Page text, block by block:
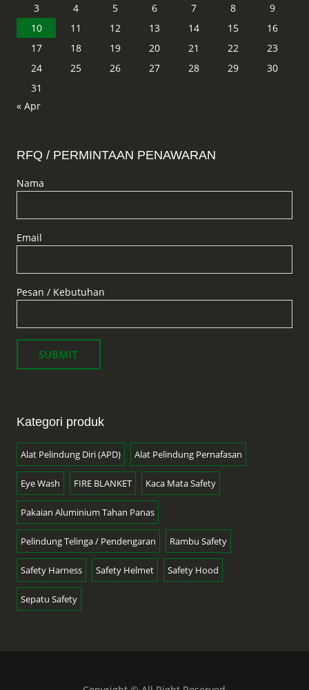
3
4 5 6 7 8
9
10
11 12 13 14 15
16
17
18 19 20 21 22
23
24
25 26 27 28 29
30
31
« Apr
RFQ / PERMINTAAN PENAWARAN
Nama
Email
Pesan / Kebutuhan
Kategori produk
Alat Pelindung Diri (APD) Alat Pelindung Pernafasan
Eye Wash FIRE BLANKET Kaca Mata Safety
Pakaian Aluminium Tahan Panas
Pelindung Telinga / Pendengaran Rambu Safety
Safety Harness Safety Helmet Safety Hood
Sepatu Safety